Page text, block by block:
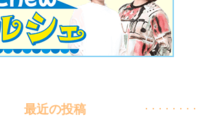
最近の投稿